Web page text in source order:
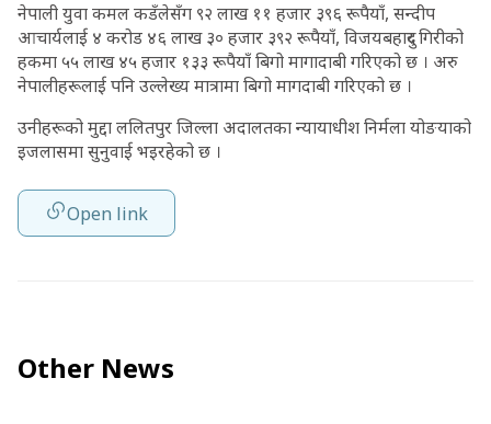
नेपाली युवा कमल कडँलेसँग ९२ लाख ११ हजार ३९६ रूपैयाँ, सन्दीप
आचार्यलाई ४ करोड ४६ लाख ३० हजार ३९२ रूपैयाँ, विजयबहादुर गिरीको
हकमा ५५ लाख ४५ हजार १३३ रूपैयाँ बिगो मागादाबी गरिएको छ । अरु
नेपालीहरूलाई पनि उल्लेख्य मात्रामा बिगो मागदाबी गरिएको छ ।
उनीहरूको मुद्दा ललितपुर जिल्ला अदालतका न्यायाधीश निर्मला योङयाको
इजलासमा सुनुवाई भइरहेको छ ।
Open link
Other News